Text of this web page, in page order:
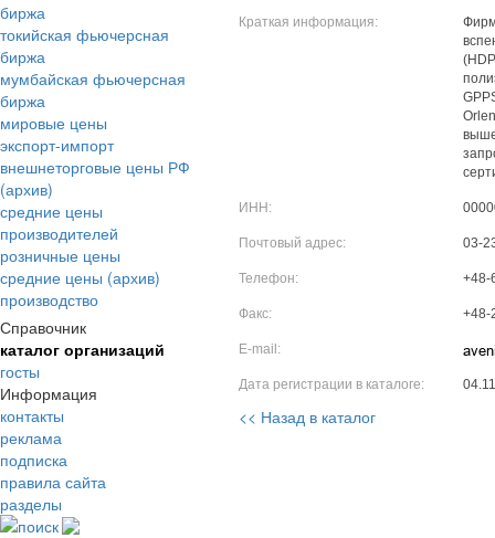
биржа
токийская фьючерсная
биржа
мумбайская фьючерсная
биржа
мировые цены
экспорт-импорт
внешнеторговые цены РФ
(архив)
средние цены
производителей
розничные цены
средние цены (архив)
производство
Справочник
каталог организаций
госты
Информация
контакты
реклама
подписка
правила сайта
разделы
поиск
Краткая информация:
ИНН:
Почтовый адрес: 03-
Телефон: +48-
Факс: +48-
E-mail:
Дата регистрации в каталоге:
<< Назад в каталог